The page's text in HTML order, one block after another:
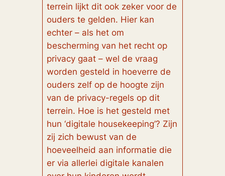
terrein lijkt dit ook zeker voor de
ouders te gelden. Hier kan
echter – als het om
bescherming van het recht op
privacy gaat – wel de vraag
worden gesteld in hoeverre de
ouders zelf op de hoogte zijn
van de privacy-regels op dit
terrein. Hoe is het gesteld met
hun ‘digitale housekeeping’? Zijn
zij zich bewust van de
hoeveelheid aan informatie die
er via allerlei digitale kanalen